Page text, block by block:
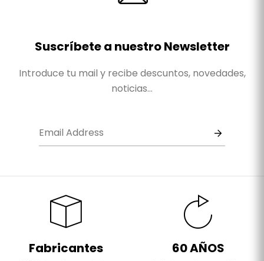
Suscríbete a nuestro Newsletter
Introduce tu mail y recibe descuntos, novedades,
noticias...
Fabricantes 60 AÑOS